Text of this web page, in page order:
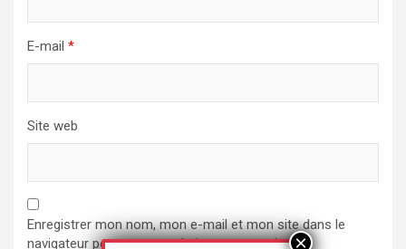
E-mail *
Site web
Enregistrer mon nom, mon e-mail et mon site dans le
navigateur pour mon prochain commentaire.